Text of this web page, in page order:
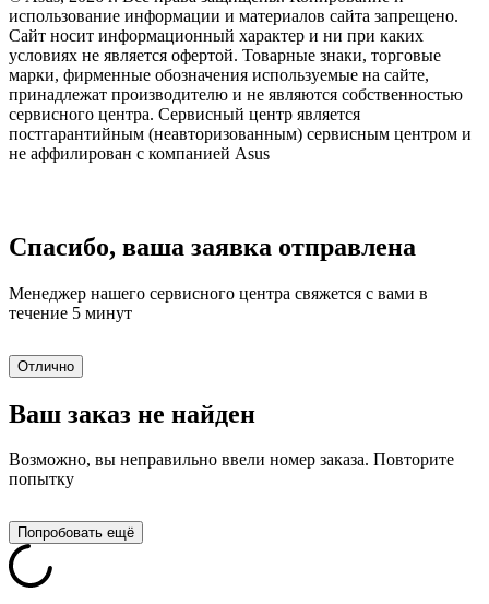
использование информации и материалов сайта запрещено.
Сайт носит информационный характер и ни при каких
условиях не является офертой. Товарные знаки, торговые
марки, фирменные обозначения используемые на сайте,
принадлежат производителю и не являются собственностью
сервисного центра. Сервисный центр является
постгарантийным (неавторизованным) сервисным центром и
не аффилирован с компанией Asus
Спасибо, ваша заявка отправлена
Менеджер нашего сервисного центра свяжется с вами в
течение 5 минут
Отлично
Ваш заказ не найден
Возможно, вы неправильно ввели номер заказа. Повторите
попытку
Попробовать ещё